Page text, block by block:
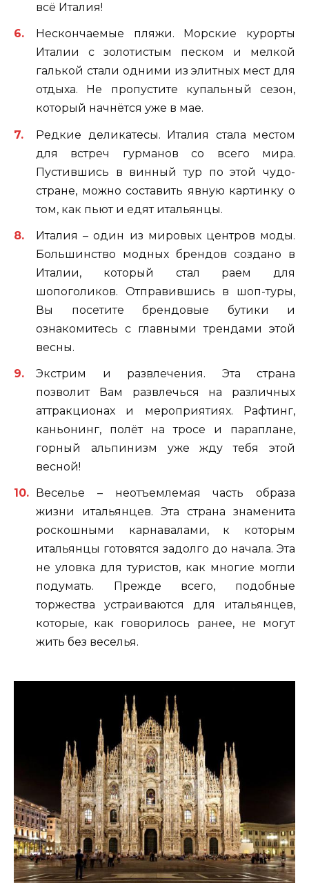
всё Италия!
Нескончаемые пляжи. Морские курорты
Италии с золотистым песком и мелкой
галькой стали одними из элитных мест для
отдыха. Не пропустите купальный сезон,
который начнётся уже в мае.
Редкие деликатесы. Италия стала местом
для встреч гурманов со всего мира.
Пустившись в винный тур по этой чудо-
стране, можно составить явную картинку о
том, как пьют и едят итальянцы.
Италия – один из мировых центров моды.
Большинство модных брендов создано в
Италии, который стал раем для
шопоголиков. Отправившись в шоп-туры,
Вы посетите брендовые бутики и
ознакомитесь с главными трендами этой
весны.
Экстрим и развлечения. Эта страна
позволит Вам развлечься на различных
аттракционах и мероприятиях. Рафтинг,
каньонинг, полёт на тросе и параплане,
горный альпинизм уже жду тебя этой
весной!
Веселье – неотъемлемая часть образа
жизни итальянцев. Эта страна знаменита
роскошными карнавалами, к которым
итальянцы готовятся задолго до начала. Эта
не уловка для туристов, как многие могли
подумать. Прежде всего, подобные
торжества устраиваются для итальянцев,
которые, как говорилось ранее, не могут
жить без веселья.